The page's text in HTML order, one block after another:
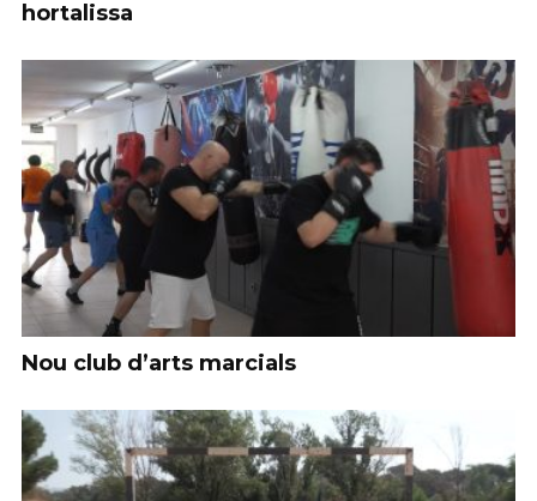
hortalissa
Nou club d’arts marcials